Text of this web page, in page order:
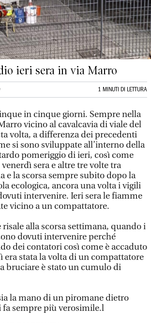
ieri sera in via Marro
1 MINUTI DI LETTURA
in cinque giorni. Sempre nella
vicino al cavalcavia di viale del
volta, a differenza dei precedenti
si sono sviluppate all’interno della
pomeriggio di ieri, così come
venerdì sera e altre tre volte tra
e la scorsa sempre subito dopo la
ecologica, ancora una volta i vigili
intervenire. Ieri sera le fiamme
vicino a un compattatore.
alla scorsa settimana, quando i
dovuti intervenire perché
dei contatori così come è accaduto
era stata la volta di un compattatore
bruciare è stato un cumulo di
la mano di un piromane dietro
fa sempre più verosimile.l